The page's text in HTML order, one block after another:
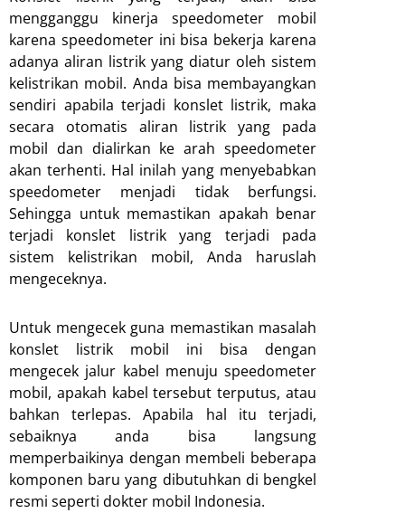
mengganggu kinerja speedometer mobil
karena speedometer ini bisa bekerja karena
adanya aliran listrik yang diatur oleh sistem
kelistrikan mobil. Anda bisa membayangkan
sendiri apabila terjadi konslet listrik, maka
secara otomatis aliran listrik yang pada
mobil dan dialirkan ke arah speedometer
akan terhenti. Hal inilah yang menyebabkan
speedometer menjadi tidak berfungsi.
Sehingga untuk memastikan apakah benar
terjadi konslet listrik yang terjadi pada
sistem kelistrikan mobil, Anda haruslah
mengeceknya.
Untuk mengecek guna memastikan masalah
konslet listrik mobil ini bisa dengan
mengecek jalur kabel menuju speedometer
mobil, apakah kabel tersebut terputus, atau
bahkan terlepas. Apabila hal itu terjadi,
sebaiknya anda bisa langsung
memperbaikinya dengan membeli beberapa
komponen baru yang dibutuhkan di bengkel
resmi seperti dokter mobil Indonesia.